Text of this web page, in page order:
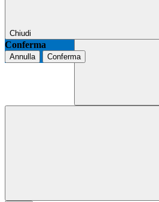
Chiudi
Conferma
Annulla Conferma